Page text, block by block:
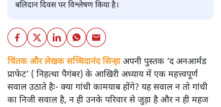
बलिदान दिवस पर विश्लेषण किया है।
चिंतक और लेखक सच्चिदानंद सिन्हाअपनी पुस्तक ‘द अनआर्मड
प्राफेट’ ( निहत्था पैगंबर) के आखिरी अध्याय में एक महत्त्वपूर्ण
सवाल उठाते हैः- क्या गांधी कामयाब होंगे? यह सवाल न तो गांधी
का निजी सवाल है, न ही उनके परिवार से जुड़ा है और न ही महज